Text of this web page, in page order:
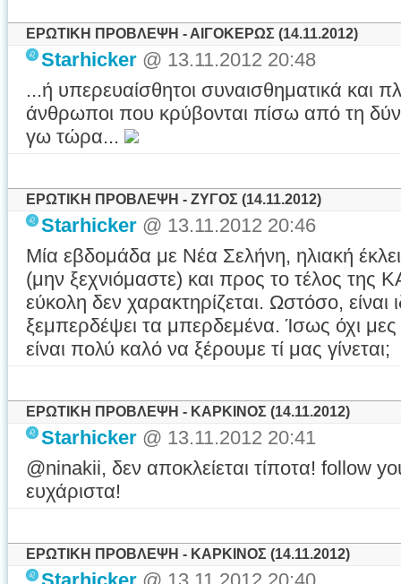
ΕΡΩΤΙΚΗ ΠΡΟΒΛΕΨΗ - ΑΙΓΟΚΕΡΩΣ (14.11.2012)
Starhicker @ 13.11.2012 20:48
...ή υπερευαίσθητοι συναισθηματικά και
άνθρωποι που κρύβονται πίσω από τη
γω τώρα...
ΕΡΩΤΙΚΗ ΠΡΟΒΛΕΨΗ - ΖΥΓΟΣ (14.11.2012)
Starhicker @ 13.11.2012 20:46
Μία εβδομάδα με Νέα Σελήνη, ηλιακή
(μην ξεχνιόμαστε) και προς το τέλος της
εύκολη δεν χαρακτηρίζεται. Ωστόσο, είναι
ξεμπερδέψει τα μπερδεμένα. Ίσως όχι
είναι πολύ καλό να ξέρουμε τί μας γίνεται;
ΕΡΩΤΙΚΗ ΠΡΟΒΛΕΨΗ - ΚΑΡΚΙΝΟΣ (14.11.2012)
Starhicker @ 13.11.2012 20:41
@ninakii, δεν αποκλείεται τίποτα! follow
ευχάριστα!
ΕΡΩΤΙΚΗ ΠΡΟΒΛΕΨΗ - ΚΑΡΚΙΝΟΣ (14.11.2012)